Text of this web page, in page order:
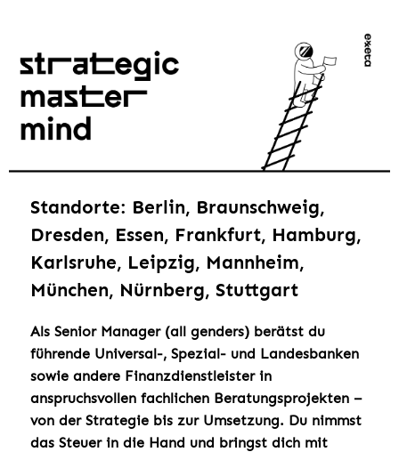
Standorte: Berlin, Braunschweig,
Dresden, Essen, Frankfurt, Hamburg,
Karlsruhe, Leipzig, Mannheim,
München, Nürnberg, Stuttgart
Als Senior Manager (all genders) berätst du
führende Universal-, Spezial- und Landesbanken
sowie andere Finanzdienstleister in
anspruchsvollen fachlichen Beratungsprojekten –
von der Strategie bis zur Umsetzung. Du nimmst
das Steuer in die Hand und bringst dich mit